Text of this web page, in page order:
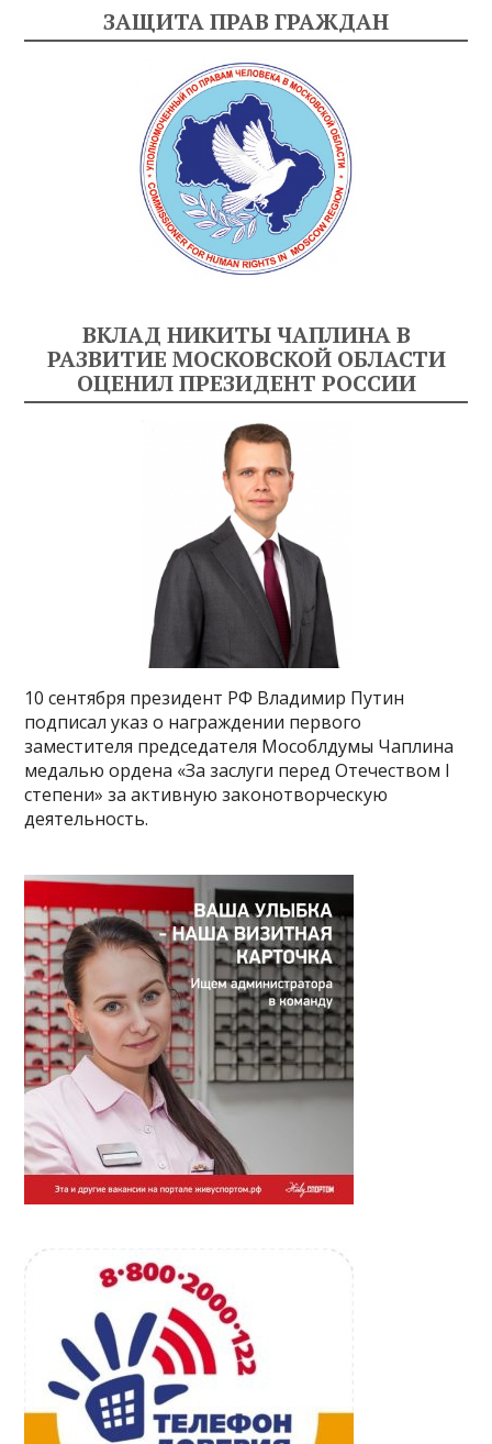
ЗАЩИТА ПРАВ ГРАЖДАН
ВКЛАД НИКИТЫ ЧАПЛИНА В
РАЗВИТИЕ МОСКОВСКОЙ ОБЛАСТИ
ОЦЕНИЛ ПРЕЗИДЕНТ РОССИИ
10 сентября президент РФ Владимир Путин
подписал указ о награждении первого
заместителя председателя Мособлдумы Чаплина
медалью ордена «За заслуги перед Отечеством I
степени» за активную законотворческую
деятельность.